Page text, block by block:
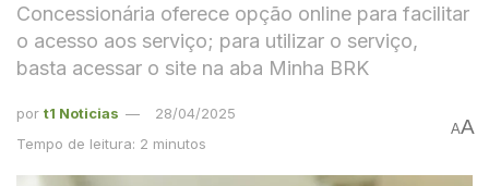
Concessionária oferece opção online para facilitar
o acesso aos serviço; para utilizar o serviço,
basta acessar o site na aba Minha BRK
por t1 Noticias
28/04/2025
Tempo de leitura: 2 minutos
AA